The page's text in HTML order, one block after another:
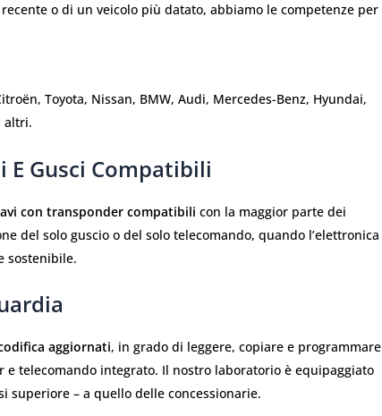
o di un veicolo più datato, abbiamo le competenze per
Toyota, Nissan, BMW, Audi, Mercedes-Benz, Hyundai,
altri.
Gusci Compatibili
con transponder compatibili con la maggior parte dei
del solo guscio o del solo telecomando, quando l’elettronica
sostenibile.
aggiornati, in grado di leggere, copiare e programmare
telecomando integrato. Il nostro laboratorio è equipaggiato
superiore – a quello delle concessionarie.